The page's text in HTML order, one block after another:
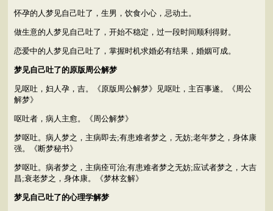
怀孕的人梦见自己吐了，生男，饮食小心，忌动土。
做生意的人梦见自己吐了，开始不稳定，过一段时间顺利得财。
恋爱中的人梦见自己吐了，掌握时机求婚必有结果，婚姻可成。
梦见自己吐了的原版周公解梦
见呕吐，妇人孕，吉。《原版周公解梦》见呕吐，主百事遂。《周公
解梦》
呕吐者，病人主愈。《周公解梦》
梦呕吐。病人梦之，主病即去;有患难者梦之，无妨;老年梦之，身体康
强。《断梦秘书》
梦呕吐。病者梦之，主病痊可治;有患难者梦之无妨;应试者梦之，大吉
昌;衰老梦之，身体康。《梦林玄解》
梦见自己吐了的心理学解梦